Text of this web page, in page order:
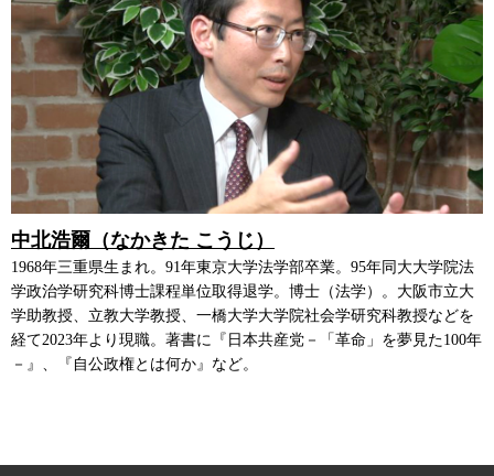
中北浩爾（なかきた こうじ）
1968年三重県生まれ。91年東京大学法学部卒業。95年同大大学院法
学政治学研究科博士課程単位取得退学。博士（法学）。大阪市立大
学助教授、立教大学教授、一橋大学大学院社会学研究科教授などを
経て2023年より現職。著書に『日本共産党－「革命」を夢見た100年
－』、『自公政権とは何か』など。